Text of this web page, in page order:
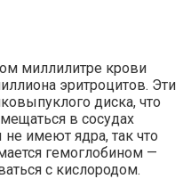
миллилитре крови
эритроцитов. Эти
диска, что
в сосудах
имеют ядра, так что
гемоглобином —
с кислородом.